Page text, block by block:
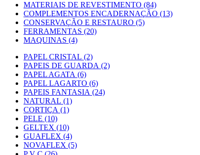
MATERIAIS DE REVESTIMENTO (84)
COMPLEMENTOS ENCADERNAÇÃO (13)
CONSERVAÇÃO E RESTAURO (5)
FERRAMENTAS (20)
MAQUINAS (4)
PAPEL CRISTAL (2)
PAPEIS DE GUARDA (2)
PAPEL AGATA (6)
PAPEL LAGARTO (6)
PAPEIS FANTASIA (24)
NATURAL (1)
CORTIÇA (1)
PELE (10)
GELTEX (10)
GUAFLEX (4)
NOVAFLEX (5)